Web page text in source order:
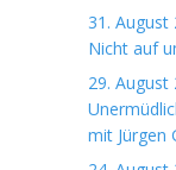
31.
Nicht auf
29. August
mit Jürgen